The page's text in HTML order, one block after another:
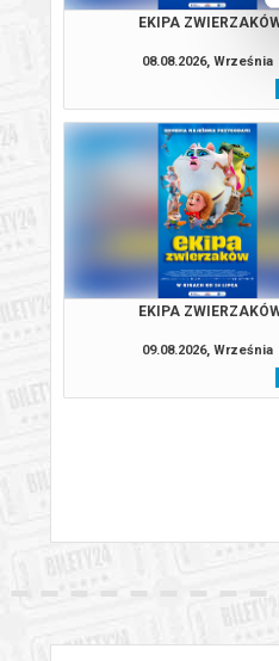
EKIPA
08.08.2026, Września
EKIPA
09.08.2026, Września